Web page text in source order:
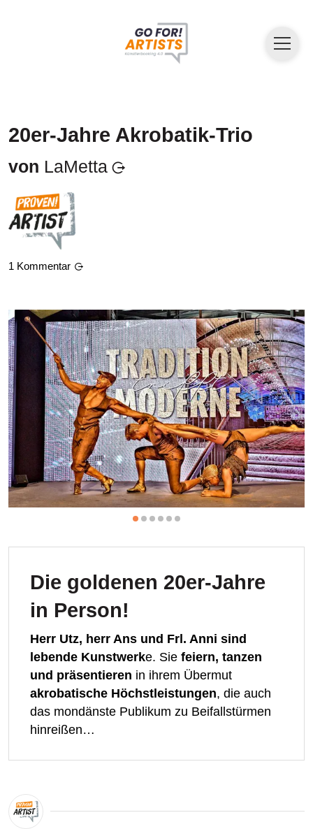
20er-Jahre Akrobatik-Trio
von LaMetta
1 Kommentar
Die goldenen 20er-Jahre
in Person!
Herr Utz, herr Ans und Frl. Anni sind
lebende Kunstwerke. Sie feiern, tanzen
und präsentieren in ihrem Übermut
akrobatische Höchstleistungen, die auch
das mondänste Publikum zu Beifallstürmen
hinreißen…